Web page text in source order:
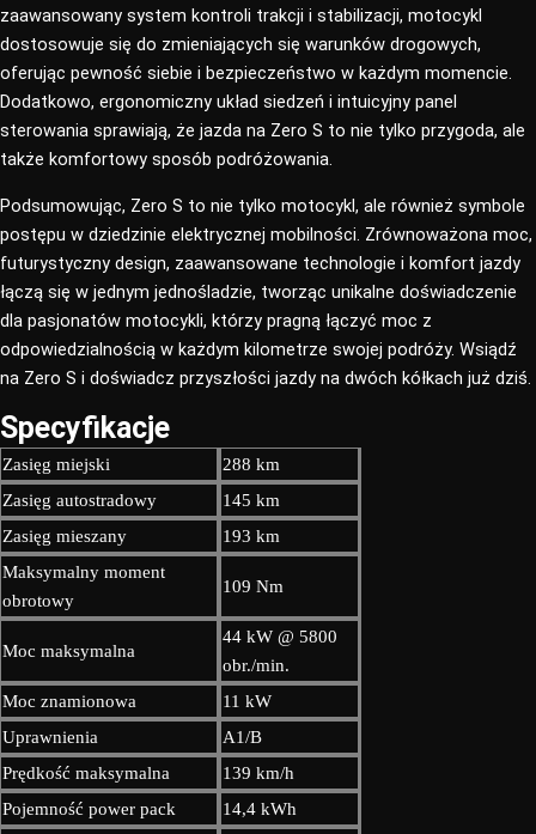
zaawansowany system kontroli trakcji i stabilizacji, motocykl
dostosowuje się do zmieniających się warunków drogowych,
oferując pewność siebie i bezpieczeństwo w każdym momencie.
Dodatkowo, ergonomiczny układ siedzeń i intuicyjny panel
sterowania sprawiają, że jazda na Zero S to nie tylko przygoda, ale
także komfortowy sposób podróżowania.
Podsumowując, Zero S to nie tylko motocykl, ale również symbole
postępu w dziedzinie elektrycznej mobilności. Zrównoważona moc,
futurystyczny design, zaawansowane technologie i komfort jazdy
łączą się w jednym jednośladzie, tworząc unikalne doświadczenie
dla pasjonatów motocykli, którzy pragną łączyć moc z
odpowiedzialnością w każdym kilometrze swojej podróży. Wsiądź
na Zero S i doświadcz przyszłości jazdy na dwóch kółkach już dziś.
Specyfikacje​
Zasięg miejski
288 km
Zasięg autostradowy
145 km
Zasięg mieszany
193 km
Maksymalny moment
obrotowy
109 Nm
Moc maksymalna
44 kW @ 5800
obr./min.
Moc znamionowa
11 kW
Uprawnienia
A1/B
Prędkość maksymalna
139 km/h
Pojemność power pack
14,4 kWh